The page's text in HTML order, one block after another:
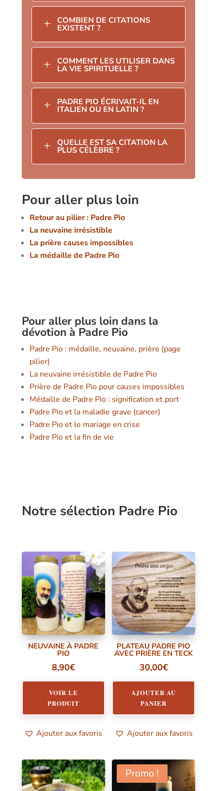
L COMBIEN DE CITATIONS
EXISTENT ?
L COMMENT LES UTILISER DANS
LA VIE SPIRITUELLE ?
L PADRE PIO ÉCRIVAIT-IL EN
ITALIEN OU EN LATIN ?
L QUELLE EST SA CITATION LA
PLUS CÉLÈBRE ?
Pour aller plus loin
Retour au pilier : Padre Pio
La neuvaine irrésistible
La prière causes impossibles
La médaille de Padre Pio
Pour aller plus loin dans la
dévotion à Padre Pio
Padre Pio : médaille, neuvaine, prière (page
pilier)
La neuvaine irrésistible de Padre Pio
Prière de Padre Pio pour causes impossibles
Médaille de Padre Pio : signification et port
Padre Pio et la maladie grave (cancer)
Padre Pio et le mariage en crise
Padre Pio et la fin de vie
Notre sélection Padre Pio
NEUVAINE À PADRE
PIO
8,90€
VOIR LE
PRODUIT
Ajouter aux favoris
PLATEAU PADRE PIO
AVEC PRIÈRE EN TECK
30,00€
AJOUTER AU
PANIER
Ajouter aux favoris
Promo !